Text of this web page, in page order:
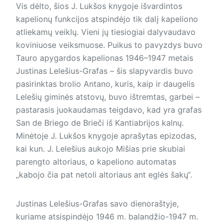
Vis dėlto, šios J. Lukšos knygoje išvardintos
kapelionų funkcijos atspindėjo tik dalį kapeliono
atliekamų veiklų. Vieni jų tiesiogiai dalyvaudavo
koviniuose veiksmuose. Puikus to pavyzdys buvo
Tauro apygardos kapelionas 1946–­1947 metais
Justinas Lelešius-Grafas – šis slapyvardis buvo
pasirinktas brolio Antano, kuris, kaip ir daugelis
Lelešių giminės atstovų, buvo ištremtas, garbei –
pastarasis juokaudamas teigdavo, kad yra grafas
San de Briego de Brieči iš Kantiabrijos kalnų.
Minėtoje J. Lukšos knygoje aprašytas epizodas,
kai kun. J. Lelešius aukojo Mišias prie skubiai
parengto altoriaus, o kapeliono automatas
„kabojo čia pat netoli altoriaus ant eglės šakų“.
Justinas Lelešius-Grafas savo die­noraštyje,
kuriame atsispindėjo 1946 m. balandžio-1947 m.